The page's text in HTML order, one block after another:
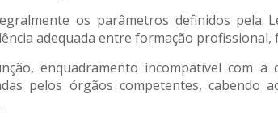
os parâmetros definidos pela
adequada entre formação
enquadramento incompatível com
pelos órgãos competentes, cabendo